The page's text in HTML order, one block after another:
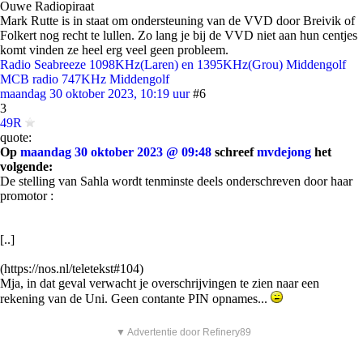
Ouwe Radiopiraat
Mark Rutte is in staat om ondersteuning van de VVD door Breivik of
Folkert nog recht te lullen. Zo lang je bij de VVD niet aan hun centjes
komt vinden ze heel erg veel geen probleem.
Radio Seabreeze 1098KHz(Laren) en 1395KHz(Grou) Middengolf
MCB radio 747KHz Middengolf
maandag 30 oktober 2023, 10:19 uur #6
3
49R
quote:
Op maandag 30 oktober 2023 @ 09:48 schreefmvdejong het
volgende:
De stelling van Sahla wordt tenminste deels onderschreven door haar
promotor :
[..]
(https://nos.nl/teletekst#104)
Mja, in dat geval verwacht je overschrijvingen te zien naar een
rekening van de Uni. Geen contante PIN opnames...
▼ Advertentie door Refinery89